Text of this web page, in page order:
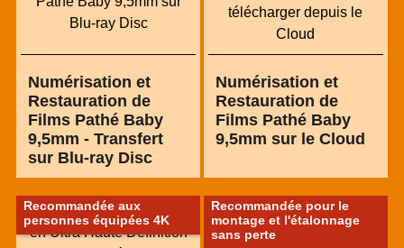
Numérisation et
Restauration de
Films Pathé Baby
9,5mm - Transfert
sur Blu-ray Disc
Numérisation et
Restauration de
Films Pathé Baby
9,5mm sur le Cloud
Recommandée aux
personnes équipées 4K
Recommandée pour le
montage et l'étalonnage
sans perte